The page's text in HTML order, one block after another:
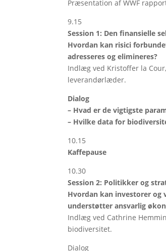
Præsentation af WWF
9.15
Session 1: Den finansielle
Hvordan kan risici
adresseres og elimineres?
Indlæg ved Kristoffer la
leverandørlæder.
Dialog
– Hvad er de vigtigste
– Hvilke data for
10.15
Kaffepause
10.30
Session 2: Politikker og
Hvordan kan investorer
understøtter ansvarlig
Indlæg ved Cathrine
biodiversitet.
Dialog